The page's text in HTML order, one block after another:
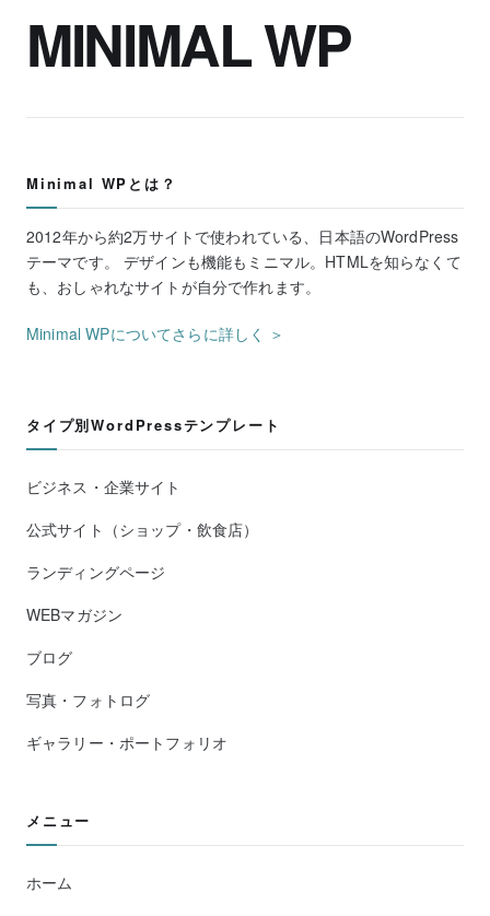
MINIMAL WP
Minimal WPとは？
2012年から約2万サイトで使われている、日本語のWordPress
テーマです。 デザインも機能もミニマル。HTMLを知らなくて
も、おしゃれなサイトが自分で作れます。
Minimal WPについてさらに詳しく ＞
タイプ別WordPressテンプレート
ビジネス・企業サイト
公式サイト（ショップ・飲食店）
ランディングページ
WEBマガジン
ブログ
写真・フォトログ
ギャラリー・ポートフォリオ
メニュー
ホーム